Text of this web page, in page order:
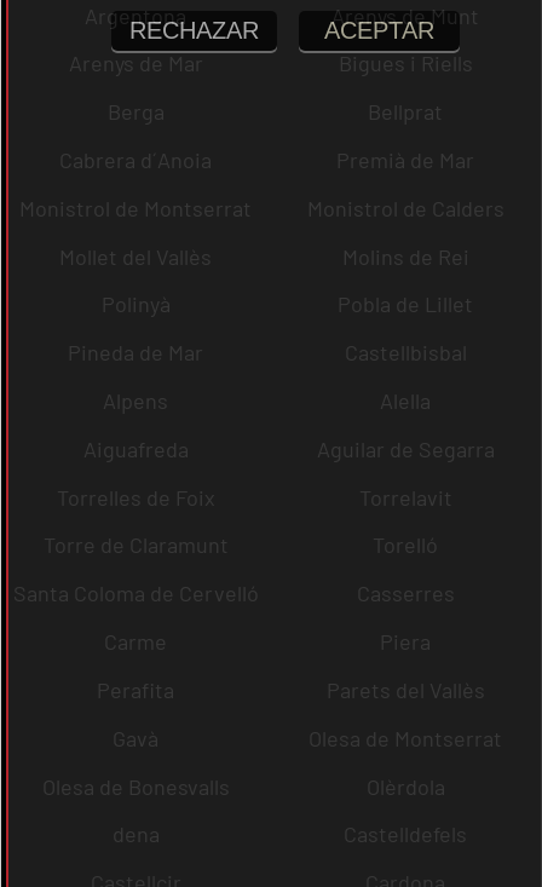
Argentona
Arenys de Munt
Arenys de Mar
Bigues i Riells
Berga
Bellprat
Cabrera d´Anoia
Premià de Mar
Monistrol de Montserrat
Monistrol de Calders
Mollet del Vallès
Molins de Rei
Polinyà
Pobla de Lillet
Pineda de Mar
Castellbisbal
Alpens
Alella
Aiguafreda
Aguilar de Segarra
Torrelles de Foix
Torrelavit
Torre de Claramunt
Torelló
Santa Coloma de Cervelló
Casserres
Carme
Piera
Perafita
Parets del Vallès
Gavà
Olesa de Montserrat
Olesa de Bonesvalls
Olèrdola
dena
Castelldefels
RECHAZAR ACEPTAR